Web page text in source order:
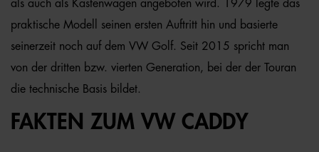
als auch als Kastenwagen angeboten wird. 1979 legte das
praktische Modell seinen ersten Auftritt hin und basierte
seinerzeit noch auf dem VW Golf. Seit 2015 spricht man
von der dritten bzw. vierten Generation, bei der der Touran
die technische Basis bildet.
FAKTEN ZUM VW CADDY